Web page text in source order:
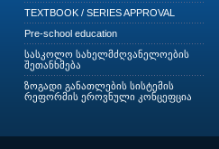
TEXTBOOK / SERIES APPROVAL
Pre-school education
სასკოლო სახელმძღვანელოების
შეთანხმება
ზოგადი განათლების სისტემის
რეფორმის ეროვნული კონცეფცია